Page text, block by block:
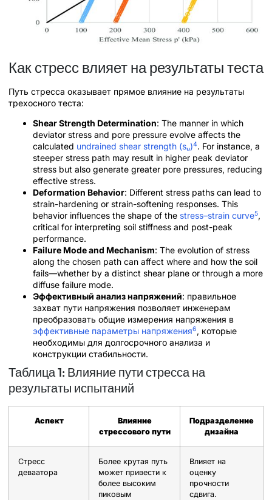
Как стресс влияет на результаты теста
Путь стресса оказывает прямое влияние на результаты
трехосного теста:
Shear Strength Determination: The manner in which
deviator stress and pore pressure evolve affects the
calculated undrained shear strength (sᵤ)4. For instance, a
steeper stress path may result in higher peak deviator
stress but also generate greater pore pressures, reducing
effective stress.
Deformation Behavior: Different stress paths can lead to
strain-hardening or strain-softening responses. This
behavior influences the shape of the stress–strain curve5,
critical for interpreting soil stiffness and post-peak
performance.
Failure Mode and Mechanism: The evolution of stress
along the chosen path can affect where and how the soil
fails—whether by a distinct shear plane or through a more
diffuse failure mode.
Эффективный анализ напряжений: правильное
захват пути напряжения позволяет инженерам
преобразовать общие измерения напряжения в
эффективные параметры напряжения6, которые
необходимы для долгосрочного анализа и
конструкции стабильности.
Таблица 1: Влияние пути стресса на
результаты испытаний
Аспект
Влияние
стрессового пути
Подразделение
дизайна
Стресс
деваатора
Более крутая путь
может привести к
более высоким
пиковым
Влияет на
оценку
прочности
сдвига.